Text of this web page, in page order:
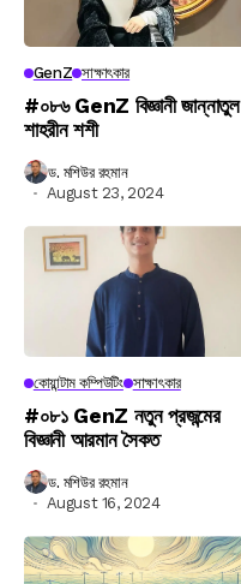
GenZ সাক্ষাৎকার
#০৮৬ GenZ বিজ্ঞানী জান্নাতুল
শাহরীন শশী
ড. মশিউর রহমান
August 23, 2024
কোয়ান্টাম কম্পিউটিং সাক্ষাৎকার
#০৮১ GenZ নতুন প্রজন্মের
বিজ্ঞানী আরমান সৈকত
ড. মশিউর রহমান
August 16, 2024